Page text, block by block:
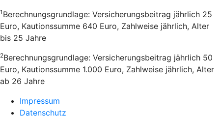
1 Berechnungsgrundlage: Versicherungsbeitrag jährlich 25
Euro, Kautionssumme 640 Euro, Zahlweise jährlich, Alter
bis 25 Jahre
2Berechnungsgrundlage: Versicherungsbeitrag jährlich 50
Euro, Kautionssumme 1.000 Euro, Zahlweise jährlich, Alter
ab 26 Jahre
Impressum
Datenschutz